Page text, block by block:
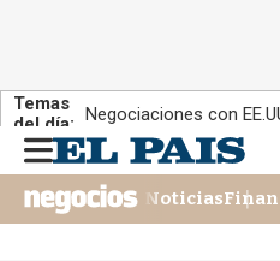
Temas
del día: Negociaciones con
n
u
Noticias